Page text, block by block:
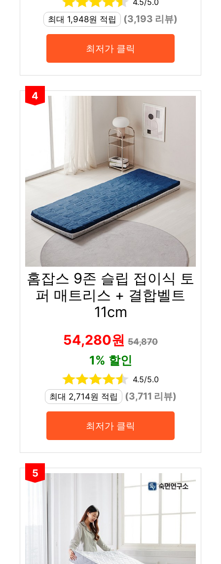
최대 1,948원 적립
(3,193 리뷰)
최저가 클릭
4
홈잡스 9존 슬립 접이식 토
퍼 매트리스 + 결합벨트
11cm
54,280원 54,870
1% 할인
4.5/5.0
최대 2,714원 적립
(3,711 리뷰)
최저가 클릭
5